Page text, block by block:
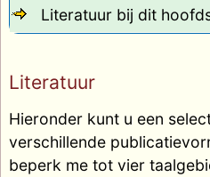
Literatuur bij dit
Literatuur
Hieronder kunt u een
verschillende
beperk me tot vier